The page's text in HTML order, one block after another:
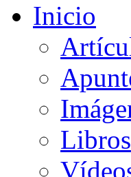
Inicio
Libros